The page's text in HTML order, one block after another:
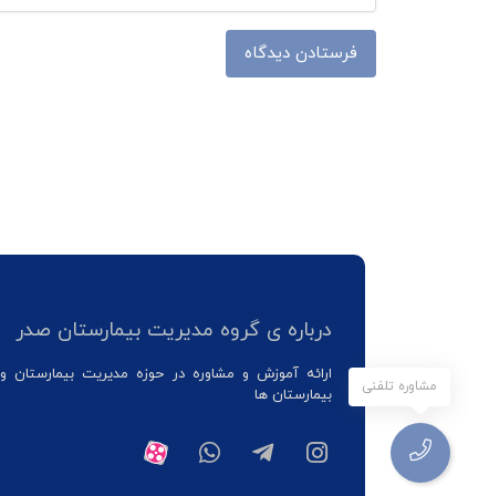
درباره ی گروه مدیریت بیمارستان صدر
ارائه آموزش و مشاوره در حوزه مدیریت بیمارستان
بیمارستان ها
مشاوره تلفنی